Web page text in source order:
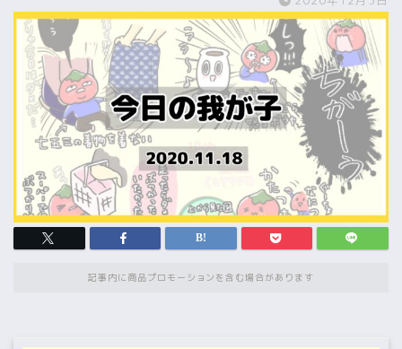
記事内に商品プロモーションを含む場合があります